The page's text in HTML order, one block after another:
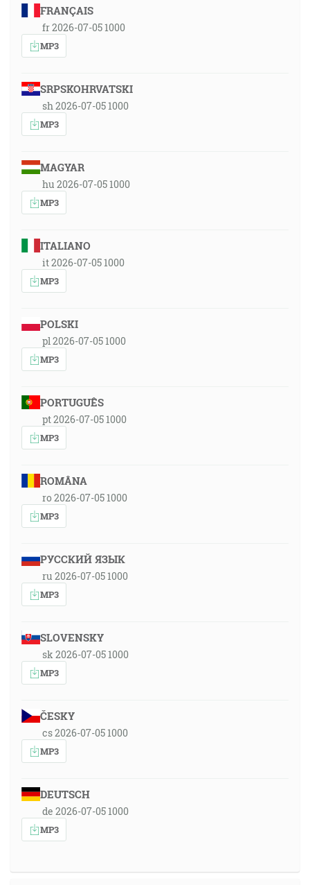
FRANÇAIS
fr 2026-07-05 1000
MP3
SRPSKOHRVATSKI
sh 2026-07-05 1000
MP3
MAGYAR
hu 2026-07-05 1000
MP3
ITALIANO
it 2026-07-05 1000
MP3
POLSKI
pl 2026-07-05 1000
MP3
PORTUGUÊS
pt 2026-07-05 1000
MP3
ROMÂNA
ro 2026-07-05 1000
MP3
РУССКИЙ ЯЗЫК
ru 2026-07-05 1000
MP3
SLOVENSKY
sk 2026-07-05 1000
MP3
ČESKY
cs 2026-07-05 1000
MP3
DEUTSCH
de 2026-07-05 1000
MP3